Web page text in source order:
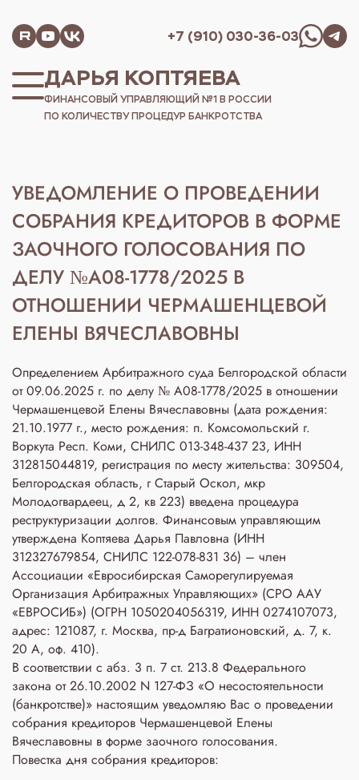
+7 (910) 030-36-03
ДАРЬЯ КОПТЯЕВА
ФИНАНСОВЫЙ УПРАВЛЯЮЩИЙ №1 В РОССИИ
ПО КОЛИЧЕСТВУ ПРОЦЕДУР БАНКРОТСТВА
УВЕДОМЛЕНИЕ О ПРОВЕДЕНИИ
СОБРАНИЯ КРЕДИТОРОВ В ФОРМЕ
ЗАОЧНОГО ГОЛОСОВАНИЯ ПО
ДЕЛУ №А08-1778/2025 В
ОТНОШЕНИИ ЧЕРМАШЕНЦЕВОЙ
ЕЛЕНЫ ВЯЧЕСЛАВОВНЫ
Определением Арбитражного суда Белгородской области
от 09.06.2025 г. по делу № А08-1778/2025 в отношении
Чермашенцевой Елены Вячеславовны (дата рождения:
21.10.1977 г., место рождения: п. Комсомольский г.
Воркута Респ. Коми, СНИЛС 013-348-437 23, ИНН
312815044819, регистрация по месту жительства: 309504,
Белгородская область, г Старый Оскол, мкр
Молодогвардеец, д 2, кв 223) введена процедура
реструктуризации долгов. Финансовым управляющим
утверждена Коптяева Дарья Павловна (ИНН
312327679854, СНИЛС 122-078-831 36) – член
Ассоциации «Евросибирская Саморегулируемая
Организация Арбитражных Управляющих» (СРО ААУ
«ЕВРОСИБ») (ОГРН 1050204056319, ИНН 0274107073,
адрес: 121087, г. Москва, пр-д Багратионовский, д. 7, к.
20 А, оф. 410).
В соответствии с абз. 3 п. 7 ст. 213.8 Федерального
закона от 26.10.2002 N 127-ФЗ «О несостоятельности
(банкротстве)» настоящим уведомляю Вас о проведении
собрания кредиторов Чермашенцевой Елены
Вячеславовны в форме заочного голосования.
Повестка дня собрания кредиторов: